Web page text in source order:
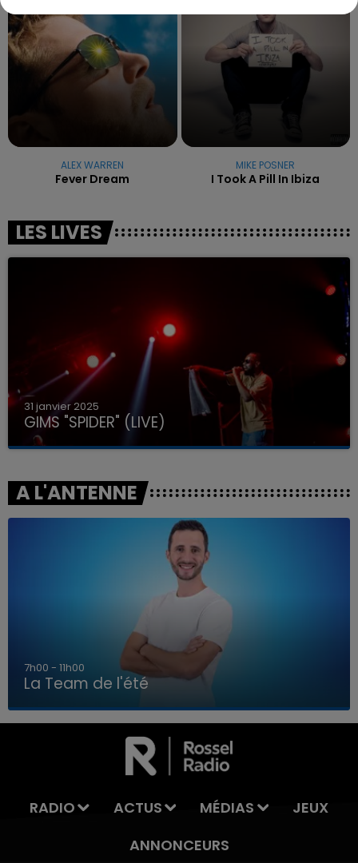
LA TEAM DE L'ÉTÉ
ALEX WARREN
Fever Dream
MIKE POSNER
I Took A Pill In Ibiza
LES LIVES
31 janvier 2025
GIMS "SPIDER" (LIVE)
A L'ANTENNE
7h00 - 11h00
La Team de l'été
RADIO ACTUS MÉDIAS
JEUX
ANNONCEURS